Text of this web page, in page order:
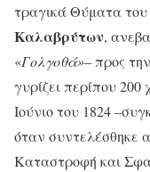
τραγικά Θύματα του
Καλαβρύτων,
«Γολγοθά»– προς
γυρίζει περίπου
Ιούνιο του 1824–
όταν συντελέσθηκε
Καταστροφή και